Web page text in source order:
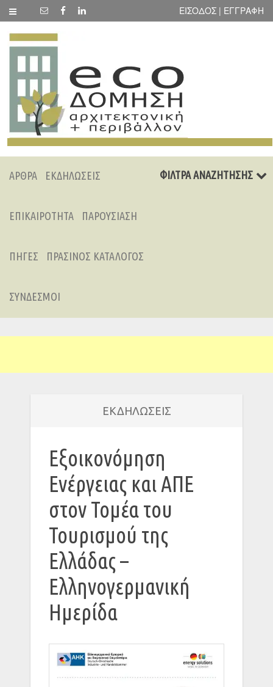
ΕΙΣΟΔΟΣ | ΕΓΓΡΑΦΗ
ΑΡΘΡΑ ΕΚΔΗΛΩΣΕΙΣ
ΕΠΙΚΑΙΡΟΤΗΤΑ ΠΑΡΟΥΣΙΑΣΗ
ΠΗΓΕΣ ΠΡΑΣΙΝΟΣ ΚΑΤΑΛΟΓΟΣ
ΣΥΝΔΕΣΜΟΙ
ΦΙΛΤΡΑ ΑΝΑΖΗΤΗΣΗΣ
ΕΚΔΗΛΩΣΕΙΣ
Εξοικονόμηση
Ενέργειας και ΑΠΕ
στον Τομέα του
Τουρισμού της
Ελλάδας –
Ελληνογερμανική
Ημερίδα